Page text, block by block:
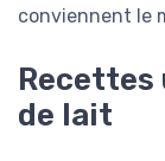
conviennent le
de lait